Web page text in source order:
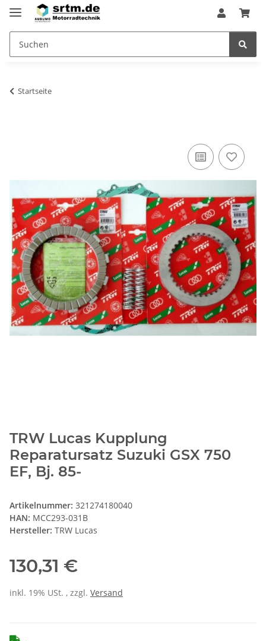
Startseite
TRW Lucas Kupplung
Reparatursatz Suzuki GSX 750
EF, Bj. 85-
Artikelnummer: 321274180040
HAN: MCC293-031B
Hersteller: TRW Lucas
130,31 €
inkl. 19% USt. , zzgl. Versand